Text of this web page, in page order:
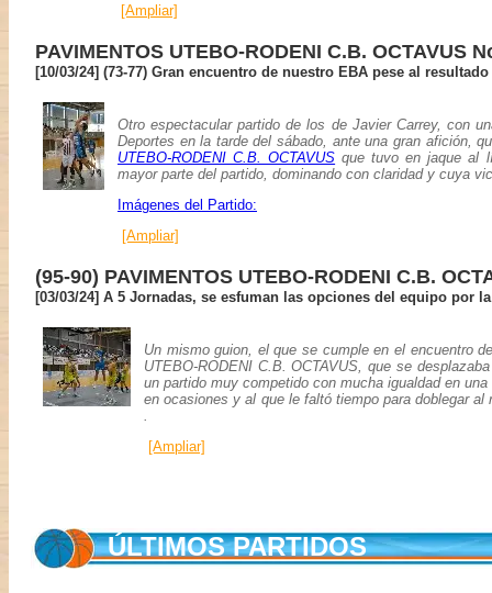
[Ampliar]
PAVIMENTOS UTEBO-RODENI C.B.
[10/03/24] (73-77) Gran encuentro de nuestro EBA pese al
Otro espectacular partido de los de Javier Carrey, con
Deportes en la tarde del sábado, ante una gran afición,
UTEBO-RODENI C.B. OCTAVUS que tuvo en jaque al
mayor parte del partido, dominando con claridad y cuya
Imágenes del Partido:
[Ampliar]
(95-90) PAVIMENTOS UTEBO-RODENI C.B.
[03/03/24] A 5 Jornadas, se esfuman las opciones del equipo por
Un mismo guion, el que se cumple en el encuentro
UTEBO-RODENI C.B. OCTAVUS, que se
un partido muy competido con mucha igualdad en
en ocasiones y al que le faltó tiempo para doblegar
.
[Ampliar]
ÚLTIMOS PARTIDOS